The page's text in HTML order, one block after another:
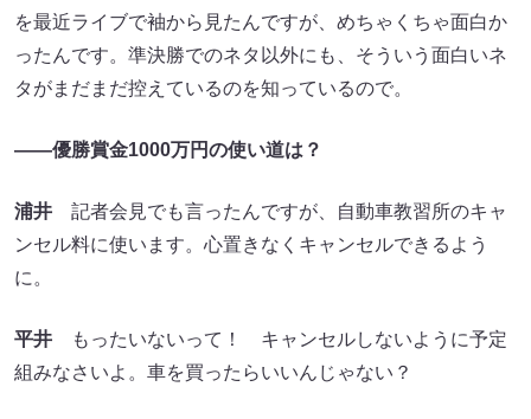
を最近ライブで袖から見たんですが、めちゃくちゃ面白か
ったんです。準決勝でのネタ以外にも、そういう面白いネ
タがまだまだ控えているのを知っているので。
――優勝賞金1000万円の使い道は？
浦井 記者会見でも言ったんですが、自動車教習所のキャ
ンセル料に使います。心置きなくキャンセルできるよう
に。
平井 もったいないって！ キャンセルしないように予定
組みなさいよ。車を買ったらいいんじゃない？